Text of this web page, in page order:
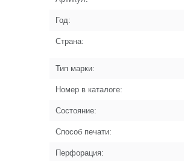
Год:
Страна:
Тип марки:
Номер в каталоге:
Состояние:
Способ печати:
Перфорация: